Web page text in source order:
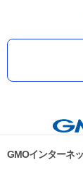
GMOインターネ